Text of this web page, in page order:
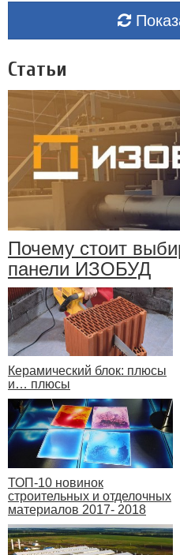
Статьи
Почему стоит
панели ИЗОБУД
Керамический блок: плюсы
и… плюсы
ТОП-10 новинок
строительных и отделочных
материалов 2017- 2018